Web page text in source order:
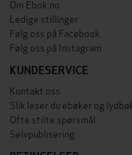
Om Ebok.no
Ledige stillinger
Følg oss på Facebook
Følg oss på Instagram
KUNDESERVICE
Kontakt oss
Slik leser du ebøker og
Ofte stilte spørsmål
Selvpublisering